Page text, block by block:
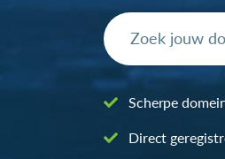
Scherpe
Direct